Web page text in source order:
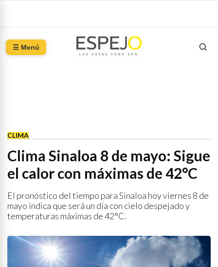
☰ Menú
CLIMA
Clima Sinaloa 8 de mayo: Sigue
el calor con máximas de 42°C
El pronóstico del tiempo para Sinaloa hoy viernes 8 de
mayo indica que será un día con cielo despejado y
temperaturas máximas de 42°C.